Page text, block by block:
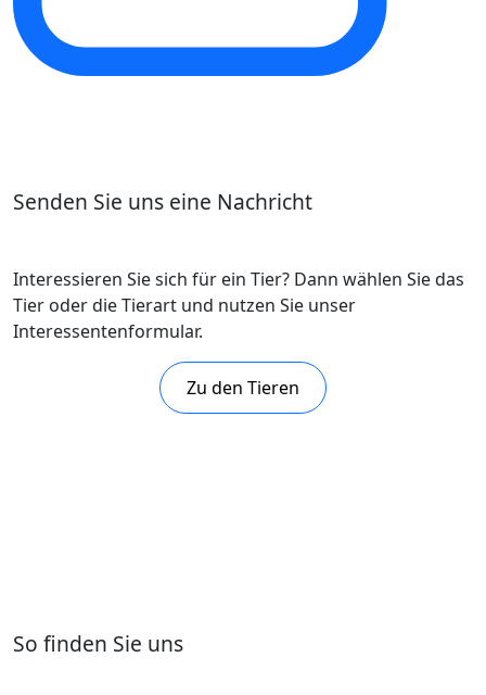
Senden Sie uns eine Nachricht
Interessieren Sie sich für ein Tier? Dann wählen Sie das
Tier oder die Tierart und nutzen Sie unser
Interessentenformular.
Zu den Tieren
So finden Sie uns